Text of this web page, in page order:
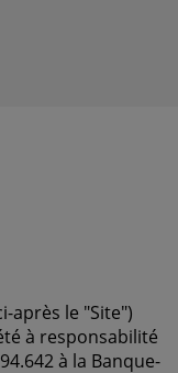
après le "Site")
à responsabilité
à la Banque-